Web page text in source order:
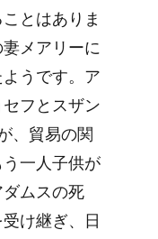
とはありま
メアリーに
うです。ア
フとスザン
、貿易の関
一人子供が
ムスの死
け継ぎ、日